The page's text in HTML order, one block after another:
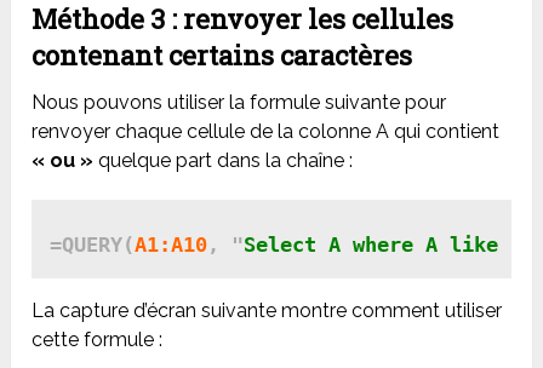
Méthode 3 : renvoyer les cellules
contenant certains caractères
Nous pouvons utiliser la formule suivante pour
renvoyer chaque cellule de la colonne A qui contient
« ou » quelque part dans la chaîne :
=QUERY(A1:A10 , "Select A where A like
La capture d’écran suivante montre comment utiliser
cette formule :